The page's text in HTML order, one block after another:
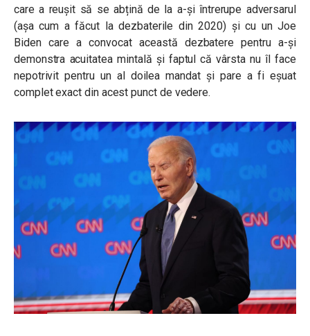
care a reușit să se abțină de la a-și întrerupe adversarul
(așa cum a făcut la dezbaterile din 2020) și cu un Joe
Biden care a convocat această dezbatere pentru a-și
demonstra acuitatea mintală și faptul că vârsta nu îl face
nepotrivit pentru un al doilea mandat și pare a fi eșuat
complet exact din acest punct de vedere.